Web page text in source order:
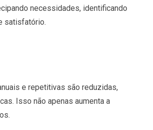
necessidades, identificando
satisfatório.
e repetitivas são reduzidas,
Isso não apenas aumenta a